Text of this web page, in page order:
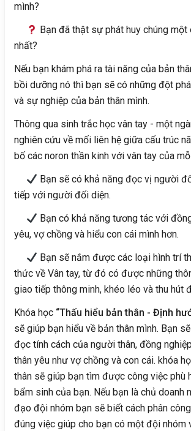
mình?
Bạn đã thật sự phát huy chúng một
nhất?
Nếu bạn khám phá ra tài năng của bản
bồi dưỡng nó thì bạn sẽ có những đột
và sự nghiệp của bản thân mình.
Thông qua sinh trắc học vân tay - một
nghiên cứu về mối liên hệ giữa cấu trúc
bố các noron thần kinh với vân tay của
Bạn sẽ có khả năng đọc vị người
tiếp với người đối diện.
Bạn có khả năng tương tác với
yêu, vợ chồng và hiểu con cái mình hơn.
Bạn sẽ nắm được các loại hình trí
thức về Vân tay, từ đó có được những
giao tiếp thông minh, khéo léo và thu hút
Khóa học “Thấu hiểu bản thân - Định
sẽ giúp bạn hiểu về bản thân mình. Bạn
đọc tính cách của người thân, đồng
thân yêu như vợ chồng và con cái. khóa
thân sẽ giúp bạn tìm được công việc phù
bẩm sinh của bạn. Nếu bạn là chủ doanh
đạo đội nhóm bạn sẽ biết cách phân
đúng việc giúp cho bạn có một đội nhóm